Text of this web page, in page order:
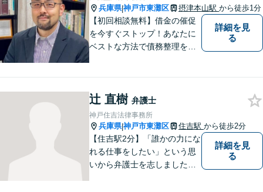
兵庫県|神戸市東灘区 摂津本山駅 から徒歩1分
【初回相談無料】借金の催促
を今すぐストップ！あなたに
ベストな方法で債務整理をサ
イエンスの博士号も保有）と
交渉経験が豊富な弁護士
詳細を見
る
辻 直樹 弁護士
神戸住吉法律事務所
兵庫県|神戸市東灘区 住吉駅 から徒歩2分
【住吉駅2分】「誰かの力にな
れる仕事をしたい」という思
いから弁護士を志しました。
詳細を見
る